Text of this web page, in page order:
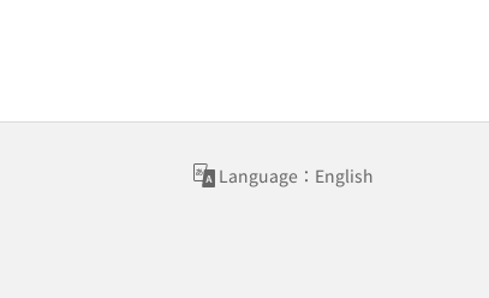
Language：English